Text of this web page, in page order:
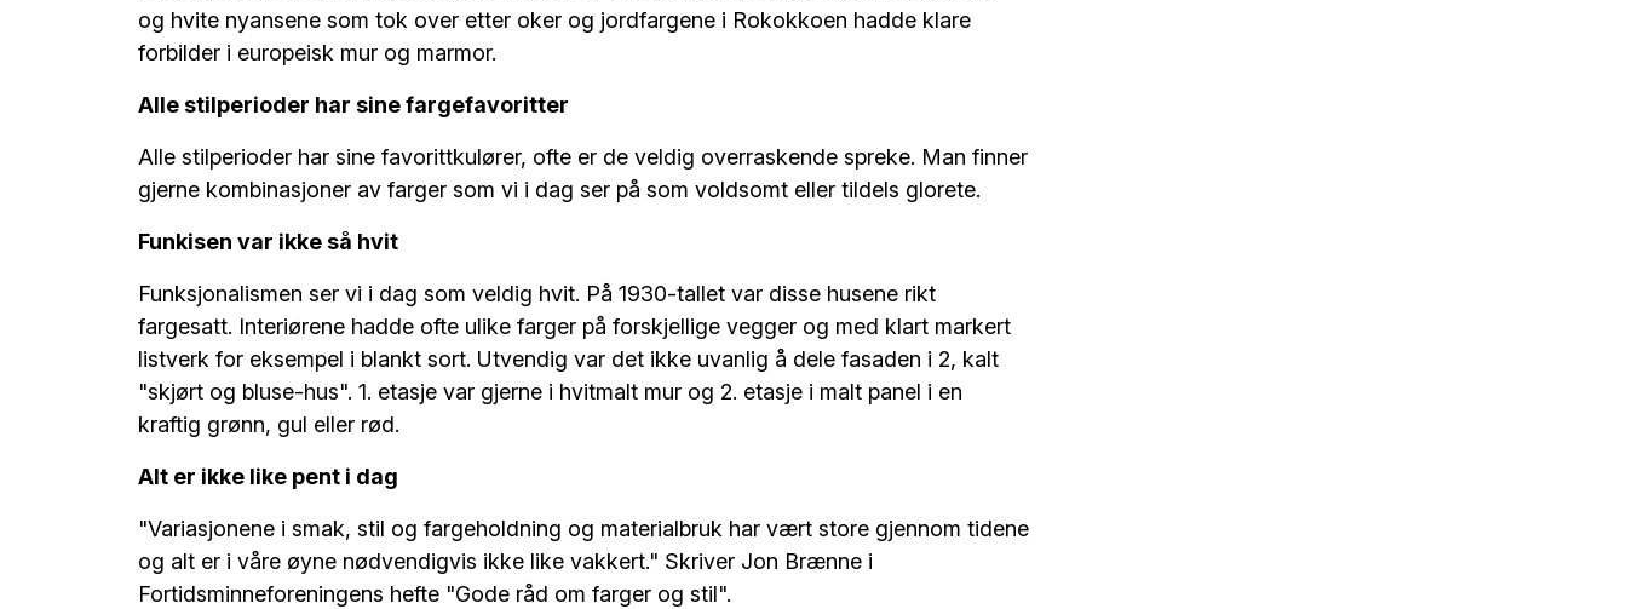
og hvite nyansene som tok over etter oker og jordfargene i Rokokkoen hadde klare
forbilder i europeisk mur og marmor.
Alle stilperioder har sine fargefavoritter
Alle stilperioder har sine favorittkulører, ofte er de veldig overraskende spreke. Man finner
gjerne kombinasjoner av farger som vi i dag ser på som voldsomt eller tildels glorete.
Funkisen var ikke så hvit
Funksjonalismen ser vi i dag som veldig hvit. På 1930-tallet var disse husene rikt
fargesatt. Interiørene hadde ofte ulike farger på forskjellige vegger og med klart markert
listverk for eksempel i blankt sort. Utvendig var det ikke uvanlig å dele fasaden i 2, kalt
"skjørt og bluse-hus". 1. etasje var gjerne i hvitmalt mur og 2. etasje i malt panel i en
kraftig grønn, gul eller rød.
Alt er ikke like pent i dag
"Variasjonene i smak, stil og fargeholdning og materialbruk har vært store gjennom tidene
og alt er i våre øyne nødvendigvis ikke like vakkert." Skriver Jon Brænne i
Fortidsminneforeningens hefte "Gode råd om farger og stil".